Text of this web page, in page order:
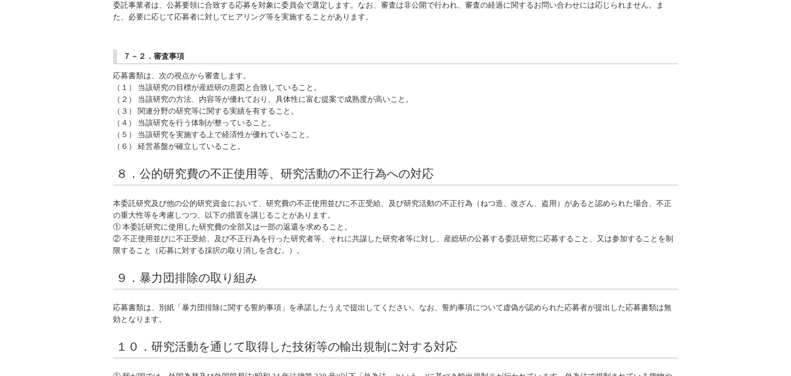
委託事業者は、公募要領に合致する応募を対象に委員会で選定します。なお、審査は非公開で行われ、審査の経過に関するお問い合わせには応じられません。ま
た、必要に応じて応募者に対してヒアリング等を実施することがあります。
７－２．審査事項
応募書類は、次の視点から審査します。
（１） 当該研究の目標が産総研の意図と合致していること。
（２） 当該研究の方法、内容等が優れており、具体性に富む提案で成熟度が高いこと。
（３） 関連分野の研究等に関する実績を有すること。
（４） 当該研究を行う体制が整っていること。
（５） 当該研究を実施する上で経済性が優れていること。
（６） 経営基盤が確立していること。
８．公的研究費の不正使用等、研究活動の不正行為への対応
本委託研究及び他の公的研究資金において、研究費の不正使用並びに不正受給、及び研究活動の不正行為（ねつ造、改ざん、盗用）があると認められた場合、不正
の重大性等を考慮しつつ、以下の措置を講じることがあります。
① 本委託研究に使用した研究費の全部又は一部の返還を求めること。
② 不正使用並びに不正受給、及び不正行為を行った研究者等、それに共謀した研究者等に対し、産総研の公募する委託研究に応募すること、又は参加することを制
限すること（応募に対する採択の取り消しを含む。）。
９．暴力団排除の取り組み
応募書類は、別紙「暴力団排除に関する誓約事項」を承諾したうえで提出してください。なお、誓約事項について虚偽が認められた応募者が提出した応募書類は無
効となります。
１０．研究活動を通じて取得した技術等の輸出規制に対する対応